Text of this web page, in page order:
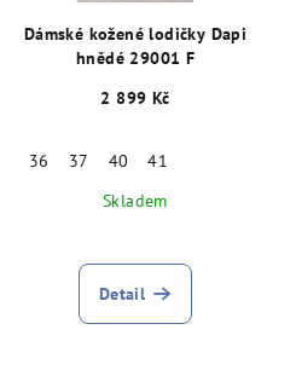
Dámské kožené lodičky Dapi
hnědé 29001 F
2 899 Kč
36 37 40
41
Skladem
Detail